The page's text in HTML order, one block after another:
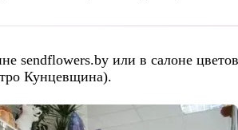
sendflowers.by или в салоне
Кунцевщина).